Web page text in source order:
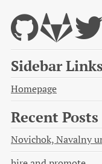
Sidebar Links
Homepage
Recent Posts
Novichok, Navalny